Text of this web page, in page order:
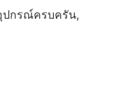
ปกรณ์ครบครัน,